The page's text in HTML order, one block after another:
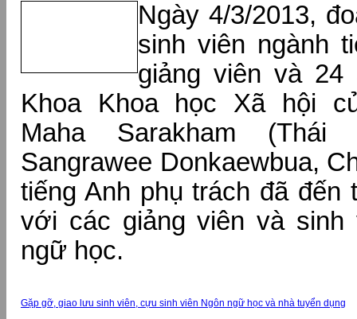
Ngày 4/3/2013,
sinh viên ngành
giảng viên và 24
Khoa Khoa học Xã hội
Maha Sarakham
Sangrawee Donkaewbua,
tiếng Anh phụ trách đã đến
với các giảng viên và sinh
ngữ học.
Gặp gỡ, giao lưu sinh viên, cựu sinh viên Ngôn ngữ học và nhà tuyển dụng